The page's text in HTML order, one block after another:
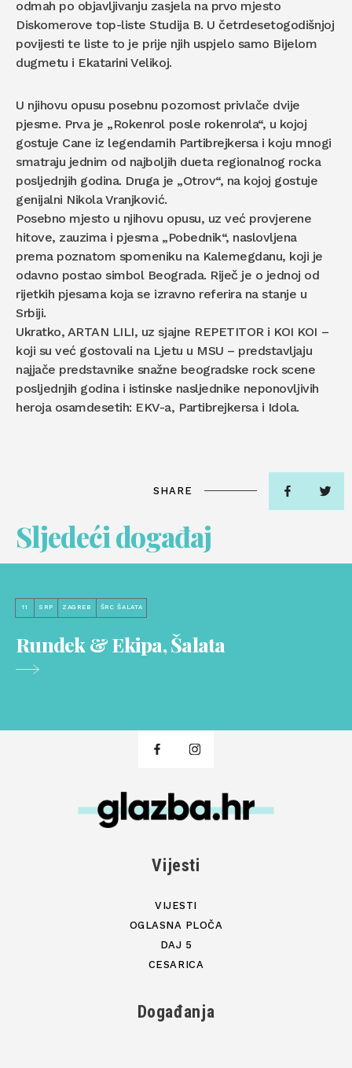
odmah po objavljivanju zasjela na prvo mjesto
Diskomerove top-liste Studija B. U četrdesetogodišnjoj
povijesti te liste to je prije njih uspjelo samo Bijelom
dugmetu i Ekatarini Velikoj.
U njihovu opusu posebnu pozornost privlače dvije
pjesme. Prva je „Rokenrol posle rokenrola“, u kojoj
gostuje Cane iz legendarnih Partibrejkersa i koju mnogi
smatraju jednim od najboljih dueta regionalnog rocka
posljednjih godina. Druga je „Otrov“, na kojoj gostuje
genijalni Nikola Vranjković.
Posebno mjesto u njihovu opusu, uz već provjerene
hitove, zauzima i pjesma „Pobednik“, naslovljena
prema poznatom spomeniku na Kalemegdanu, koji je
odavno postao simbol Beograda. Riječ je o jednoj od
rijetkih pjesama koja se izravno referira na stanje u
Srbiji.
Ukratko, ARTAN LILI, uz sjajne REPETITOR i KOI KOI –
koji su već gostovali na Ljetu u MSU – predstavljaju
najjače predstavnike snažne beogradske rock scene
posljednjih godina i istinske nasljednike neponovljivih
heroja osamdesetih: EKV-a, Partibrejkersa i Idola.
SHARE
Sljedeći događaj
11 SRP ZAGREB ŠRC ŠALATA
Rundek & Ekipa, Šalata
Vijesti
VIJESTI
OGLASNA PLOČA
DAJ 5
CESARICA
Događanja